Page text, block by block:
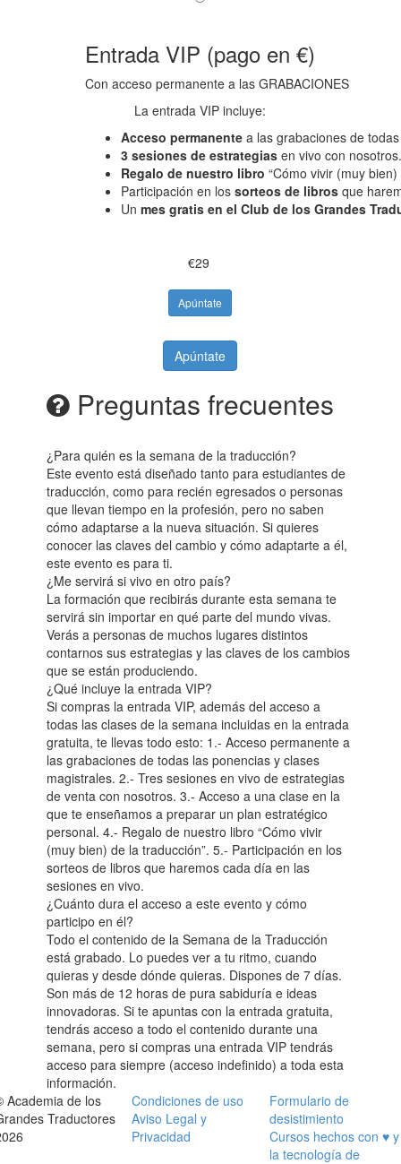
Entrada VIP (pago en €)
Con acceso permanente a las GRABACIONES
La entrada VIP incluye:
Acceso permanente a las grabaciones de
3 sesiones de estrategiasen vivo con
Regalo de nuestro libro “Cómo vivir (muy
Participación en lossorteos de libros que
Unmes gratis en el Club de los Grandes
€29
Apúntate
Apúntate
Preguntas frecuentes
¿Para quién es la semana de la traducción?
Este evento está diseñado tanto para estudiantes de
traducción, como para recién egresados o personas
que llevan tiempo en la profesión, pero no saben
cómo adaptarse a la nueva situación. Si quieres
conocer las claves del cambio y cómo adaptarte a él,
este evento es para ti.
¿Me servirá si vivo en otro país?
La formación que recibirás durante esta semana te
servirá sin importar en qué parte del mundo vivas.
Verás a personas de muchos lugares distintos
contarnos sus estrategias y las claves de los cambios
que se están produciendo.
¿Qué incluye la entrada VIP?
Si compras la entrada VIP, además del acceso a
todas las clases de la semana incluidas en la entrada
gratuita, te llevas todo esto: 1.- Acceso permanente a
las grabaciones de todas las ponencias y clases
magistrales. 2.- Tres sesiones en vivo de estrategias
de venta con nosotros. 3.- Acceso a una clase en la
que te enseñamos a preparar un plan estratégico
personal. 4.- Regalo de nuestro libro “Cómo vivir
(muy bien) de la traducción”. 5.- Participación en los
sorteos de libros que haremos cada día en las
sesiones en vivo.
¿Cuánto dura el acceso a este evento y cómo
participo en él?
Todo el contenido de la Semana de la Traducción
está grabado. Lo puedes ver a tu ritmo, cuando
quieras y desde dónde quieras. Dispones de 7 días.
Son más de 12 horas de pura sabiduría e ideas
innovadoras. Si te apuntas con la entrada gratuita,
tendrás acceso a todo el contenido durante una
semana, pero si compras una entrada VIP tendrás
acceso para siempre (acceso indefinido) a toda esta
información.
Academia de los
Traductores
Condiciones de uso
Aviso Legal y
Privacidad
Formulario de
desistimiento
Cursos hechos con ♥ y
la tecnología de